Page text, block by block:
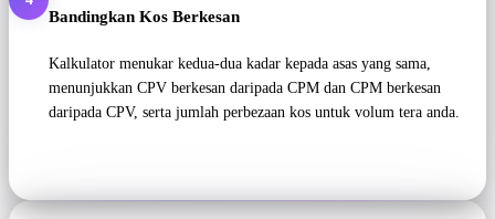
Bandingkan Kos Berkesan
Kalkulator menukar kedua-dua kadar kepada asas yang sama,
menunjukkan CPV berkesan daripada CPM dan CPM berkesan
daripada CPV, serta jumlah perbezaan kos untuk volum tera anda.